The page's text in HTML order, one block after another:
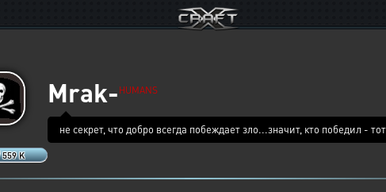
K
Mrak- HUMANS
не секрет, что добро всегда побеждает зло...значит, кто победил -